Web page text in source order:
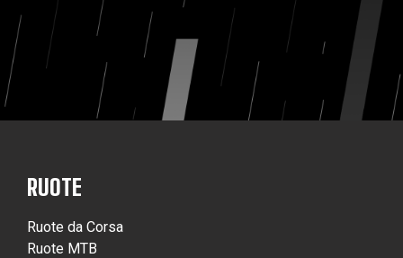
RUOTE
Ruote da Corsa
Ruote MTB